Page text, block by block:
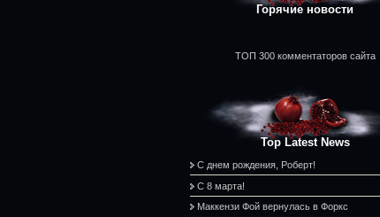
Горячие новости
ТОП 300 комментаторов сайта
Top Latest News
С днем рождения, Роберт!
С 8 марта!
Маккензи Фой вернулась в Форкс